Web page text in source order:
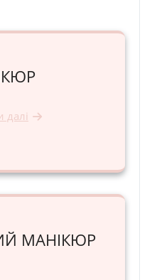
далі
МАНІКЮР